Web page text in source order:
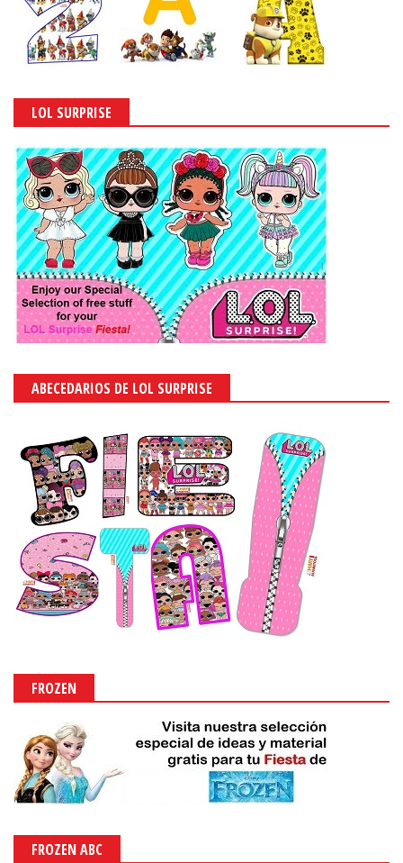
LOL SURPRISE
ABECEDARIOS DE LOL SURPRISE
FROZEN
FROZEN ABC